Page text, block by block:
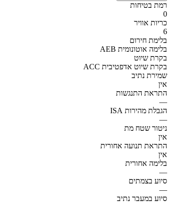
רמת בטיחות
0
כריות אוויר
6
בלימת חירום
AEB בלימה אוטונומית
בקרת שיוט
ACC בקרת שיוט אדפטיבית
שמירת נתיב
אין
התראת התנגשות
—
הגבלת מהירות ISA
—
ניטור שטח מת
אין
התראת תנועה אחורית
אין
בלימה אחורית
—
סיוע בצמתים
—
סיוע במעבר נתיב